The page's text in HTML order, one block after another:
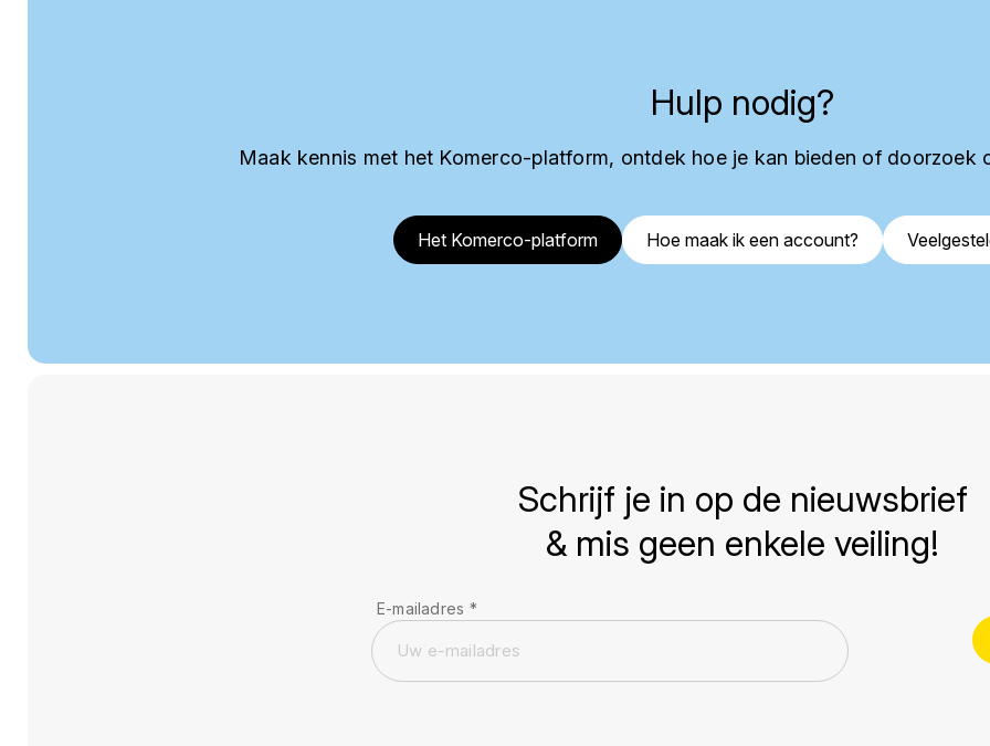
Hulp nodig?
Maak kennis met het Komerco-platform, ontdek hoe je kan bieden of doorzoek
Het Komerco-platform Hoe maak ik een account?
Schrijf je in op de nieuwsbrief
& mis geen enkele veiling!
E-mailadres *